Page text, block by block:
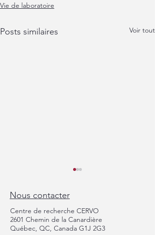
Vie de laboratoire
Posts similaires Voir tout
Nous contacter
Centre de recherche CERVO
2601 Chemin de la Canardière
Québec, QC, Canada G1J 2G3